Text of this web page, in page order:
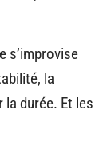
s’improvise
la
durée. Et les